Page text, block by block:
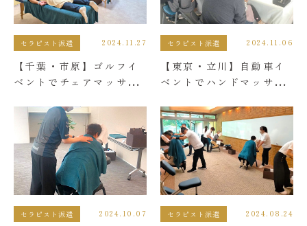
セラピスト派遣 2024.11.27
【千葉・市原】ゴルフイ
ベントでチェアマッサー
た。
セラピスト派遣 2024.11.06
【東京・立川】自動車イ
ベントでハンドマッサー
セラピスト派遣 2024.10.07 セラピスト派遣 2024.08.24